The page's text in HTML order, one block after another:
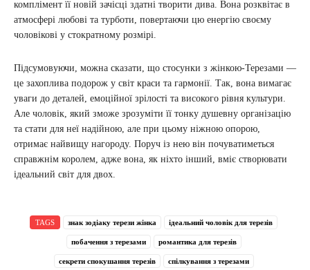
комплімент її новій зачісці здатні творити дива. Вона розквітає в
атмосфері любові та турботи, повертаючи цю енергію своєму
чоловікові у стократному розмірі.
Підсумовуючи, можна сказати, що стосунки з жінкою-Терезами —
це захоплива подорож у світ краси та гармонії. Так, вона вимагає
уваги до деталей, емоційної зрілості та високого рівня культури.
Але чоловік, який зможе зрозуміти її тонку душевну організацію
та стати для неї надійною, але при цьому ніжною опорою,
отримає найвищу нагороду. Поруч із нею він почуватиметься
справжнім королем, адже вона, як ніхто інший, вміє створювати
ідеальний світ для двох.
TAGS знак зодіаку терези жінка ідеальний чоловік для терезів
побачення з терезами романтика для терезів
секрети спокушання терезів спілкування з терезами